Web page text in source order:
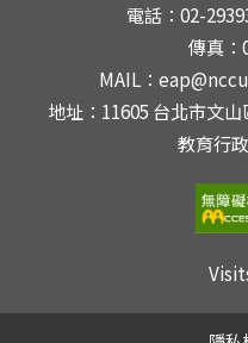
電話：02-
傳真：
MAIL：
地址：11605 台北市文
教育行